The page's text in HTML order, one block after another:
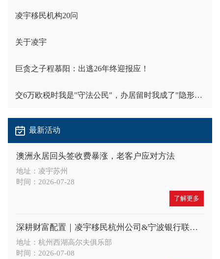
凌宇移民机构20问
关于凌宇
巨贪之子程慕阳：出逃26年终迎报应！
交6万欧税时我是"守法公民"，办居留时我成了"隐形人"
最新活动
澳洲永居回头签收费暴涨，老客户应对方法
地址：凌宇苏州
时间：2026-07-28
了解更多
深耕财富配置｜凌宇移民杭州公司&宁波银行联合举办高端财富沙龙，共探A股大势与全球身份布局新机遇
地址：杭州西湖高尔夫俱乐部
时间：2026-07-08